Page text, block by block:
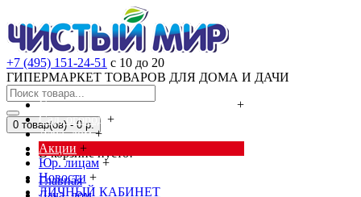
+7 (495) 151-24-51 с 10 до 20
ГИПЕРМАРКЕТ ТОВАРОВ ДЛЯ ДОМА И ДАЧИ
Cредства от насекомых и грызунов
+
Сад, огород +
Дача, дом +
Акции +
Юр. лицам +
Новости +
ЛИЧНЫЙ КАБИНЕТ
0 товар(ов) - 0 р.
В корзине пусто!
Главная